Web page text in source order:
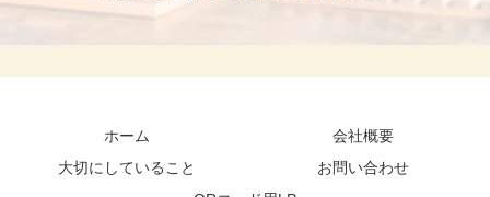
ホーム
会社概要
大切にしていること
お問い合わせ